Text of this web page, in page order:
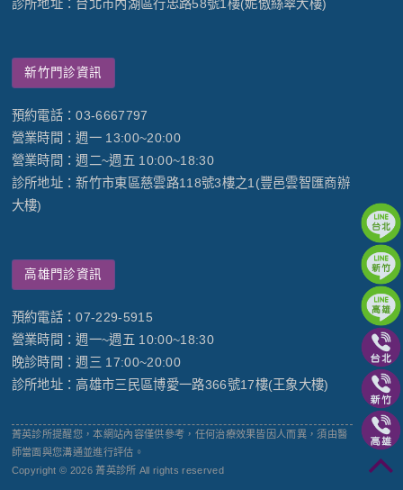
診所地址：台北市內湖區行忠路58號1樓(妮傲絲翠大樓)
新竹門診資訊
預約電話：03-6667797
營業時間：週一 13:00~20:00
營業時間：週二~週五 10:00~18:30
診所地址：新竹市東區慈雲路118號3樓之1(豐邑雲智匯商辦
大樓)
高雄門診資訊
預約電話：07-229-5915
營業時間：週一~週五 10:00~18:30
晚診時間：週三 17:00~20:00
診所地址：高雄市三民區博愛一路366號17樓(王象大樓)
菁英診所提醒您，本網站內容僅供參考，任何治療效果皆因人而異，須由醫
師當面與您溝通並進行評估。
Copyright © 2026 菁英診所 All rights reserved